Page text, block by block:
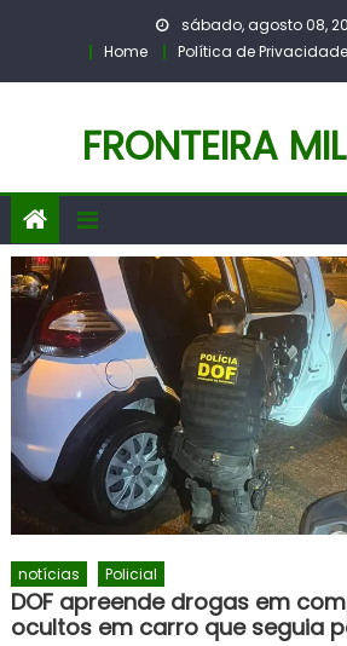
sábado, agosto 08,
Home
Política de Privacidade
FRONTEIRA
notícias Policial
DOF apreende drogas em
ocultos em carro que seguia